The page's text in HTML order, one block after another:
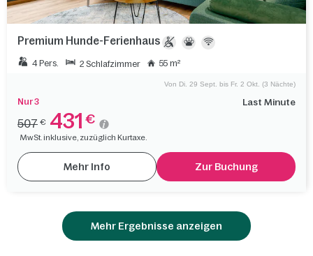
Premium Hunde-Ferienhaus
4 Pers. 2 Schlafzimmer 55 m²
Nur 3 Last Minute
Von Di. 29 Sept. bis Fr. 2 Okt. (3 Nächte)
507 € 431 €
MwSt. inklusive, zuzüglich Kurtaxe.
Mehr Info Zur Buchung
Mehr Ergebnisse anzeigen